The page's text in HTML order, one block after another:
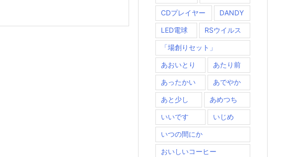
CDプレイヤー DANDY
LED電球 RSウイルス
「場創りセット」
あおいとり あたり前
あったかい あでやか
あと少し あめつち
いいです いじめ
いつの間にか
おいしいコーヒー